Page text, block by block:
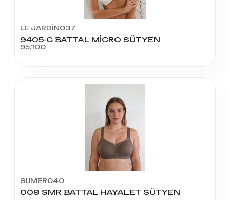
LE JARDİN037
9405-C BATTAL MİCRO SÜTYEN
95,100
SÜMER040
009 SMR BATTAL HAYALET SÜTYEN